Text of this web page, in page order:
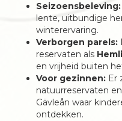
Seizoensbeleving:
lente, uitbundige
winterervaring.
Verborgen parels:
reservaten als
en vrijheid buiten
Voor gezinnen: Er
natuurreservaten
Gävleån waar
ontdekken.